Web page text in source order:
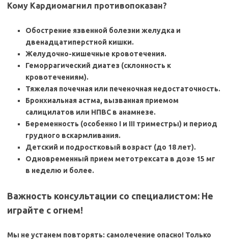
Кому Кардиомагнил противопоказан?
Обострение язвенной болезни желудка и
двенадцатиперстной кишки.
Желудочно-кишечные кровотечения.
Геморрагический диатез (склонность к
кровотечениям).
Тяжелая почечная или печеночная недостаточность.
Бронхиальная астма, вызванная приемом
салицилатов или НПВС в анамнезе.
Беременность (особенно I и III триместры) и период
грудного вскармливания.
Детский и подростковый возраст (до 18 лет).
Одновременный прием метотрексата в дозе 15 мг
в неделю и более.
Важность консультации со специалистом: Не
играйте с огнем!
Мы не устанем повторять: самолечение опасно! Только